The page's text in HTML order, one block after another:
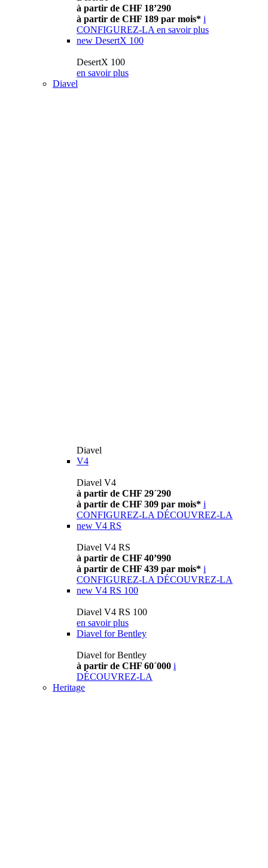
à partir de CHF 18’290
à partir de CHF 189 par mois* i
CONFIGUREZ-LA en savoir plus
new DesertX 100
DesertX 100
en savoir plus
Diavel
Diavel
V4
Diavel V4
à partir de CHF 29´290
à partir de CHF 309 par mois* i
CONFIGUREZ-LA DÉCOUVREZ-LA
new V4 RS
Diavel V4 RS
à partir de CHF 40’990
à partir de CHF 439 par mois* i
CONFIGUREZ-LA DÉCOUVREZ-LA
new V4 RS 100
Diavel V4 RS 100
en savoir plus
Diavel for Bentley
Diavel for Bentley
à partir de CHF 60´000 i
DÉCOUVREZ-LA
Heritage